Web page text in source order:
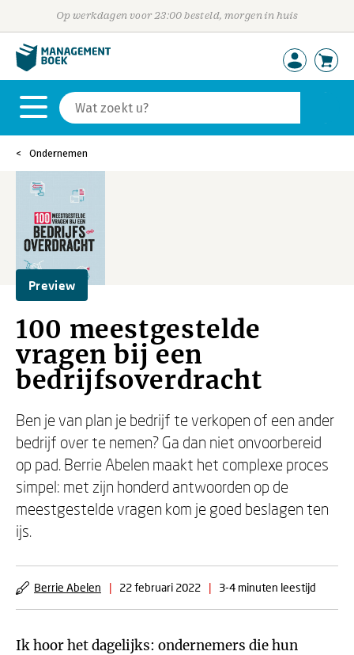
Op werkdagen voor 23:00 besteld, morgen in huis
Ondernemen
Preview
100 meestgestelde
vragen bij een
bedrijfsoverdracht
Ben je van plan je bedrijf te verkopen of een ander
bedrijf over te nemen? Ga dan niet onvoorbereid
op pad. Berrie Abelen maakt het complexe proces
simpel: met zijn honderd antwoorden op de
meestgestelde vragen kom je goed beslagen ten
ijs.
Berrie Abelen | 22 februari 2022 | 3-4 minuten leestijd
Ik hoor het dagelijks: ondernemers die hun